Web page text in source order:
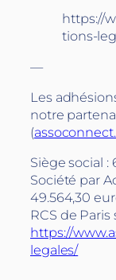
https://
tions-
—
Les
notre
(
Siège social :
Société par
49.564,30
RCS de
https://
legales/